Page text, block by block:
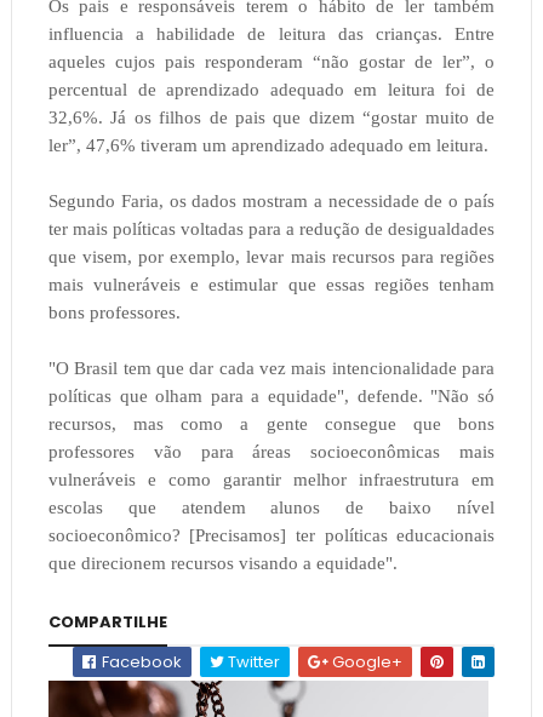
Os pais e responsáveis terem o hábito de ler também
influencia a habilidade de leitura das crianças. Entre
aqueles cujos pais responderam “não gostar de ler”, o
percentual de aprendizado adequado em leitura foi de
32,6%. Já os filhos de pais que dizem “gostar muito de
ler”, 47,6% tiveram um aprendizado adequado em leitura.
Segundo Faria, os dados mostram a necessidade de o país
ter mais políticas voltadas para a redução de desigualdades
que visem, por exemplo, levar mais recursos para regiões
mais vulneráveis e estimular que essas regiões tenham
bons professores.
"O Brasil tem que dar cada vez mais intencionalidade para
políticas que olham para a equidade", defende. "Não só
recursos, mas como a gente consegue que bons
professores vão para áreas socioeconômicas mais
vulneráveis e como garantir melhor infraestrutura em
escolas que atendem alunos de baixo nível
socioeconômico? [Precisamos] ter políticas educacionais
que direcionem recursos visando a equidade".
COMPARTILHE
Facebook
Twitter Google+